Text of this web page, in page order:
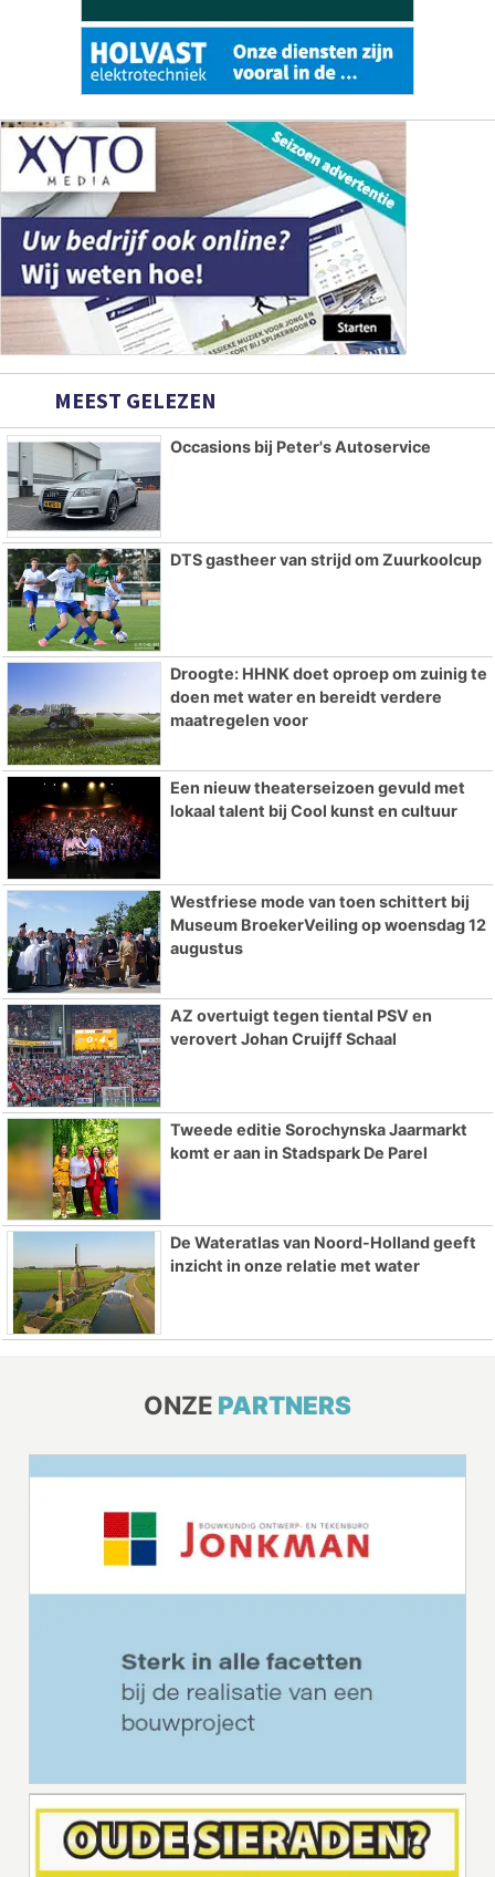
MEEST GELEZEN
Occasions bij Peter's Autoservice
DTS gastheer van strijd om Zuurkoolcup
Droogte: HHNK doet oproep om zuinig te
doen met water en bereidt verdere
maatregelen voor
Een nieuw theaterseizoen gevuld met
lokaal talent bij Cool kunst en cultuur
Westfriese mode van toen schittert bij
Museum BroekerVeiling op woensdag 12
augustus
AZ overtuigt tegen tiental PSV en
verovert Johan Cruijff Schaal
Tweede editie Sorochynska Jaarmarkt
komt er aan in Stadspark De Parel
De Wateratlas van Noord-Holland geeft
inzicht in onze relatie met water
ONZE PARTNERS